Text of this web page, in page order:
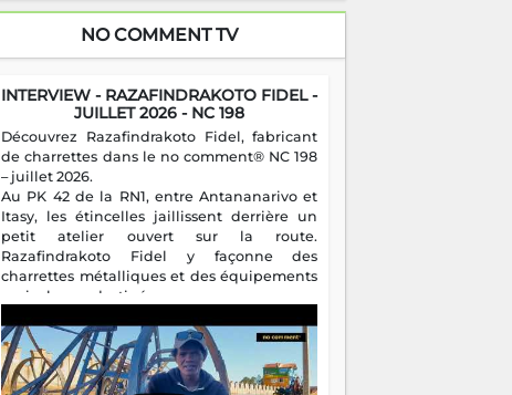
NO COMMENT TV
INTERVIEW - RAZAFINDRAKOTO FIDEL -
JUILLET 2026 - NC 198
Découvrez Razafindrakoto Fidel, fabricant
de charrettes dans le no comment® NC 198
– juillet 2026.
Au PK 42 de la RN1, entre Antananarivo et
Itasy, les étincelles jaillissent derrière un
petit atelier ouvert sur la route.
Razafindrakoto Fidel y façonne des
charrettes métalliques et des équipements
agricoles destinés aux campagnes
familial, il perpétue un métier discret mais
essentiel.